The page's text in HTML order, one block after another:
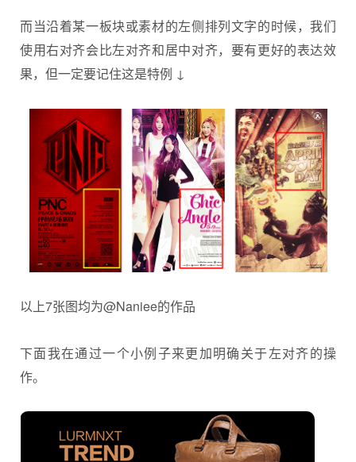
而当沿着某一板块或素材的左侧排列文字的时候，我们
使用右对齐会比左对齐和居中对齐，要有更好的表达效
果，但一定要记住这是特例 ↓
以上7张图均为@Naniee的作品
下面我在通过一个小例子来更加明确关于左对齐的操
作。